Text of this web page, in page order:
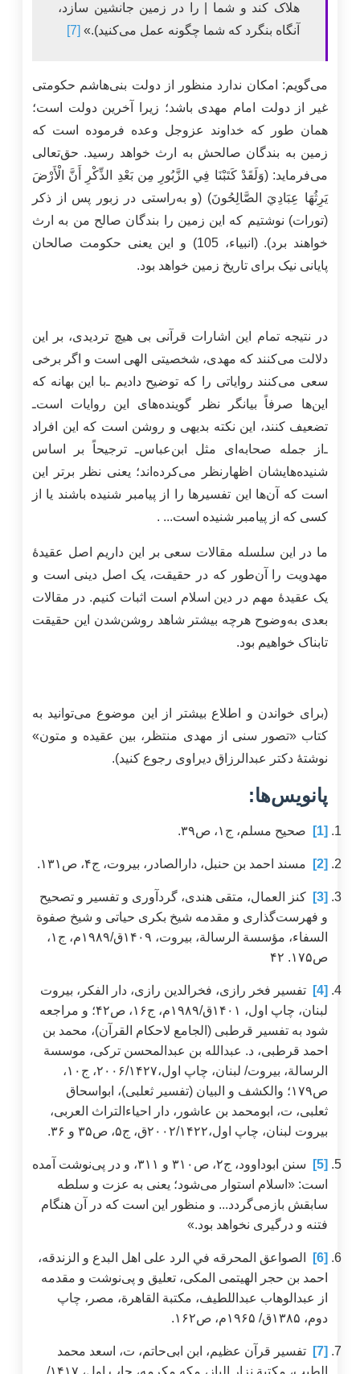
هلاک کند و شما | را در زمین جانشین سازد،
آنگاه بنگرد که شما چگونه عمل می‌کنید).» [7]
می‌گویم: امکان ندارد منظور از دولت بنی‌هاشم حکومتی
غیر از دولت امام مهدی باشد؛ زیرا آخرین دولت است؛
همان طور که خداوند عزوجل وعده فرموده است که
زمین به بندگان صالحش به ارث خواهد رسید. حق‌تعالی
می‌فرماید: (وَلَقَدْ كَتَبْنَا فِي الزَّبُورِ مِن بَعْدِ الذِّكْرِ أَنَّ الْأَرْضَ
يَرِثُهَا عِبَادِيَ الصَّالِحُونَ) (و به‌راستی در زبور پس از ذکر
(تورات) نوشتیم که این زمین را بندگان صالح من به ارث
خواهند برد). (انبیاء، 105) و این یعنی حکومت صالحان
پایانی نیک برای تاریخ زمین خواهد بود.
در نتیجه تمام این اشارات قرآنی بی هیچ تردیدی، بر این
دلالت می‌کنند که مهدی، شخصیتی الهی است و اگر برخی
سعی می‌کنند روایاتی را که توضیح دادیم ـ‌با این بهانه که
این‌ها صرفاً بیانگر نظر گوینده‌های این روایات است‌ـ
تضعیف کنند، این نکته بدیهی و روشن است که این افراد
ـ‌از جمله صحابه‌ای مثل ابن‌عباس‌ـ ترجیحاً بر اساس
شنیده‌هایشان اظهارنظر می‌کرده‌اند؛ یعنی نظر برتر این
است که آن‌ها این تفسیرها را از پیامبر شنیده باشند یا از
کسی که از پیامبر شنیده است... .
ما در این سلسله مقالات سعی بر این داریم اصل عقیدۀ
مهدویت را آن‌طور که در حقیقت، یک اصل دینی است و
یک عقیدۀ مهم در دین اسلام است اثبات کنیم. در مقالات
بعدی به‌وضوح هرچه بیشتر شاهد روشن‌شدن این حقیقت
تابناک خواهیم بود.
(برای خواندن و اطلاع بیشتر از این موضوع می‌توانید به
کتاب «تصور سنی از مهدی منتظر، بین عقیده و متون»
نوشتۀ دکتر عبدالرزاق دیراوی رجوع کنید).
پانویس‌ها:
[1] صحیح مسلم، ج۱، ص۳۹.
[2] مسند احمد بن حنبل، دار‌الصادر، بیروت، ج۴، ص۱۳۱.
[3]
کنز العمال، متقی هندی، گردآوری و تفسیر و تصحیح
و فهرست‌گذاری و مقدمه شیخ بکری حیاتی و شیخ صفوة
السفاء، مؤسسة الرسالة، بیروت، ۱۴۰۹ق/۱۹۸۹م، ج۱،
ص۱۷۵. ۴۲
[4]
تفسیر فخر رازی، فخرالدین رازی، دار الفکر، بیروت
لبنان، چاپ اول، ۱۴۰۱ق/۱۹۸۹م، ج۱۶، ص۴۲؛ و مراجعه
شود به تفسیر قرطبی (الجامع لاحکام القرآن)، محمد بن
احمد قرطبی، د. عبدالله بن عبدالمحسن ترکی، موسسة
الرسالة، بیروت/ لبنان، چاپ اول،۲۰۰۶/۱۴۲۷، ج۱۰،
ص۱۷۹؛ والكشف و البيان (تفسیر ثعلبی)، ابواسحاق
ثعلبی، ت، ابومحمد بن عاشور، دار احیاء‌التراث العربی،
بیروت لبنان، چاپ اول،۲۰۰۲/۱۴۲۲ق، ج۵، ص۳۵ و ۳۶.
[5]
سنن ابوداوود، ج‌۲، ص‌۳۱۰ و ۳۱۱، و در پی‌نوشت آمده
است: «اسلام استوار می‌شود؛ یعنی به عزت و سلطه
سابقش بازمی‌گردد... و منظور این است که در آن هنگام
فتنه و درگیری نخواهد بود.»
[6]
الصواعق المحرقه في الرد على اهل البدع و الزندقه،
احمد بن حجر الهيتمی المکی، تعلیق و پی‌نوشت و مقدمه
از عبدالوهاب عبد‌اللطيف، مكتبة القاهرة، مصر، چاپ
دوم، ۱۳۸۵ق/ ۱۹۶۵م، ص‌۱۶۲.
[7]
تفسير قرآن عظیم، ابن ابی‌حاتم، ت، اسعد محمد